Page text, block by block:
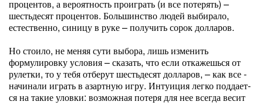
процентов, а вероятность проиграть (и все потерять) –
шестьдесят процентов. Большинство людей выбирало,
естественно, синицу в руке – получить сорок долларов.
Но стоило, не меняя сути выбора, лишь изменить
формулировку условия – сказать, что если откажешься от
рулетки, то у ­тебя отберут шестьдесят долларов, – как все ­
начинали играть в азартную игру. Интуиция легко поддает­
ся на такие уловки: возможная потеря для нее всегда весит